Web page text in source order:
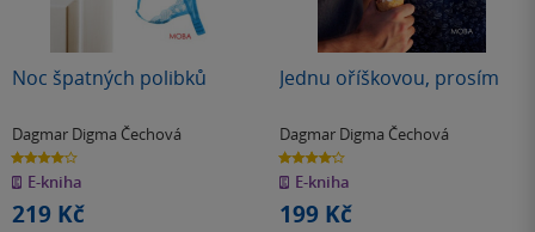
Noc špatných polibků
Dagmar Digma Čechová
4.0
z
5
hvězdiček
E-kniha
219 Kč
Jednu oříškovou, prosím
Dagmar Digma Čechová
4.2
z
5
hvězdiček
E-kniha
199 Kč